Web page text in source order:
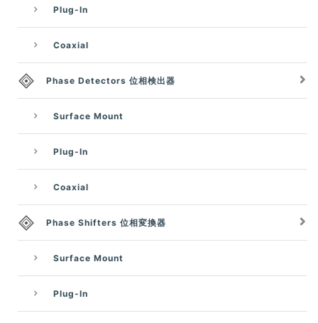
Plug-In
Coaxial
Phase Detectors 位相検出器
Surface Mount
Plug-In
Coaxial
Phase Shifters 位相変換器
Surface Mount
Plug-In